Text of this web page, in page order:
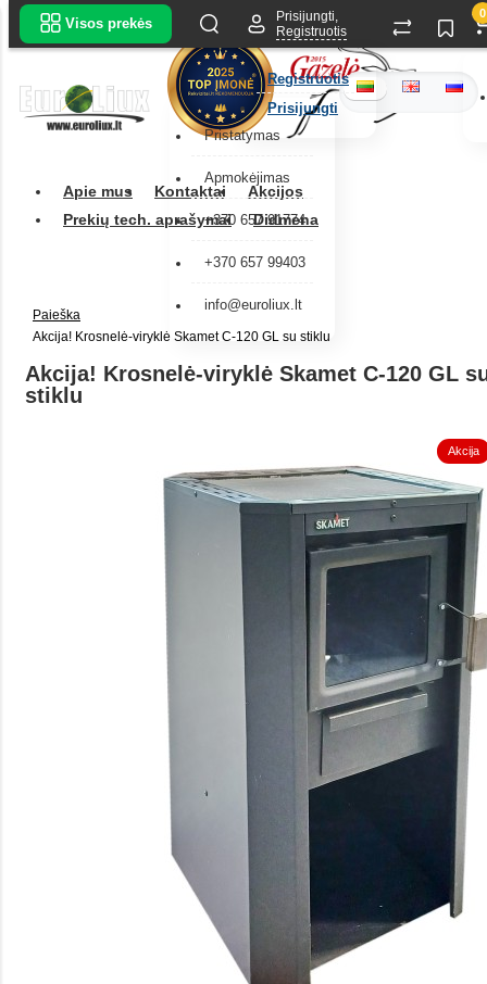
Pristatymas
Apmokėjimas
+370 657 91774
+370 657 99403
info@euroliux.lt
Apie mus Kontaktai
Akcijos
Prekių tech. aprašymai
Didmena
Visos prekės
Prisijungti,
Registruotis
Registruotis
Prisijungti
0
Paieška
Akcija! Krosnelė-viryklė Skamet C-120 GL su stiklu
Akcija! Krosnelė-viryklė Skamet C-120 GL
stiklu
Akcija